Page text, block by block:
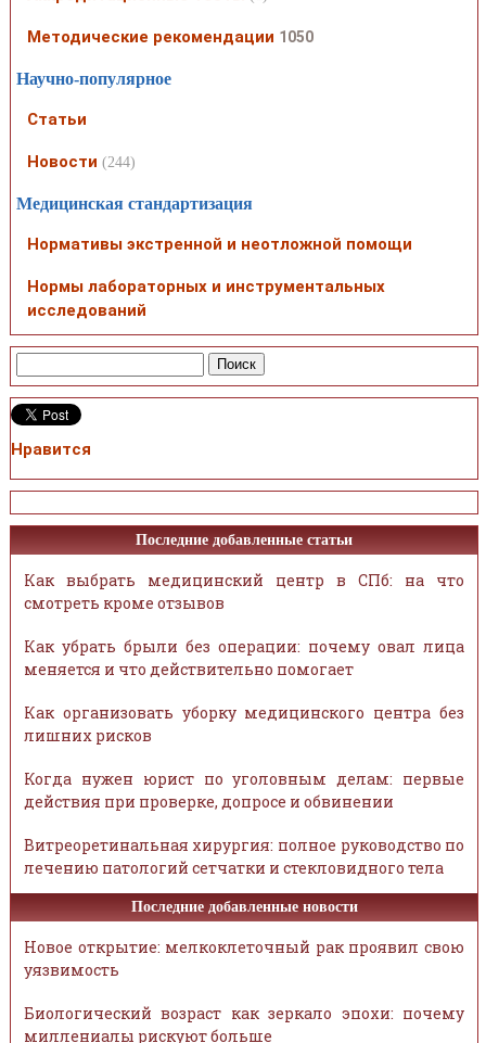
Методические рекомендации 1050
Научно-популярное
Статьи
Новости (244)
Медицинская стандартизация
Нормативы экстренной и неотложной помощи
Нормы лабораторных и инструментальных
исследований
Нравится
Последние добавленные статьи
Как выбрать медицинский центр в СПб: на что
смотреть кроме отзывов
Как убрать брыли без операции: почему овал лица
меняется и что действительно помогает
Как организовать уборку медицинского центра без
лишних рисков
Когда нужен юрист по уголовным делам: первые
действия при проверке, допросе и обвинении
Витреоретинальная хирургия: полное руководство по
лечению патологий сетчатки и стекловидного тела
Последние добавленные новости
Новое открытие: мелкоклеточный рак проявил свою
уязвимость
Биологический возраст как зеркало эпохи: почему
миллениалы рискуют больше